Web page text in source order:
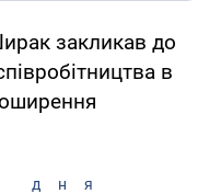
закликав до
в
дня